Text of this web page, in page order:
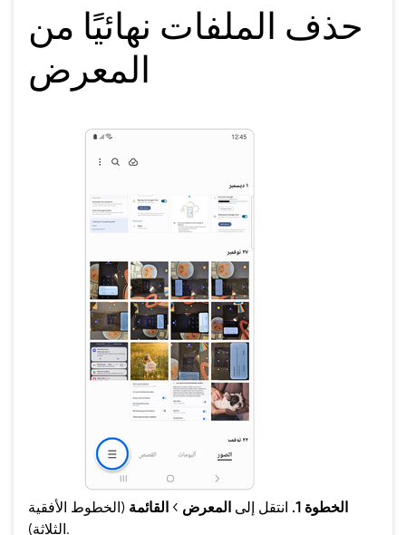
حذف الملفات نهائيًا من
المعرض
الخطوة 1. انتقل إلى المعرض > القائمة (الخطوط الأفقية
الثلاثة).